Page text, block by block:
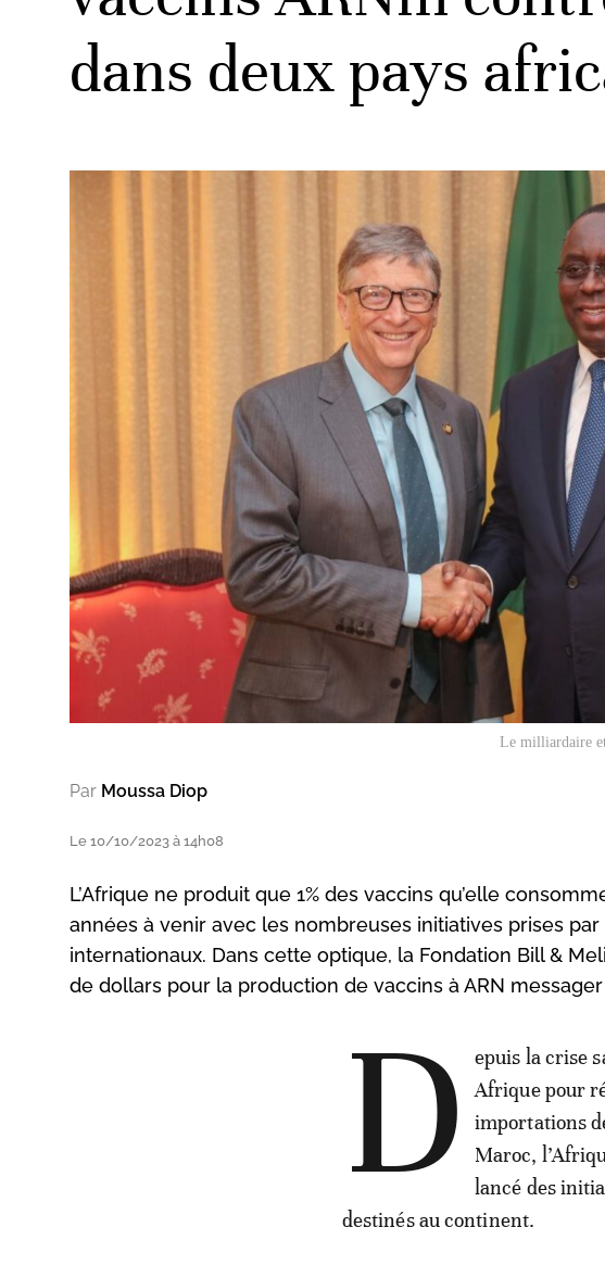
dans deux pays
Le milliardaire
Par Moussa Diop
Le 10/10/2023 à 14h08
L’Afrique ne produit que 1% des vaccins qu’elle
années à venir avec les nombreuses initiatives prises
internationaux. Dans cette optique, la Fondation Bill &
de dollars pour la production de vaccins à ARN
D
epuis la crise
Afrique pour
importations
Maroc,
lancé des
destinés au continent.